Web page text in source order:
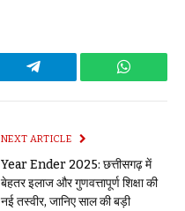
Telegram
NEXT ARTICLE
Year Ender 2025: छत्तीसगढ़ में
बेहतर इलाज और गुणवत्तापूर्ण शिक्षा की
नई तस्वीर, जानिए साल की बड़ी